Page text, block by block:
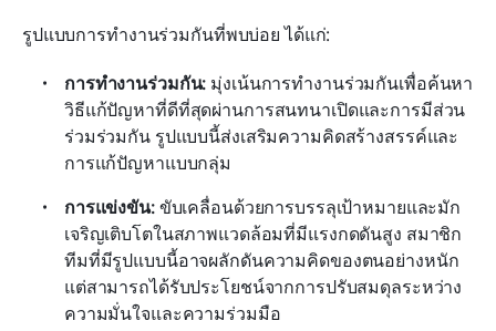
รูปแบบการทำงานร่วมกันที่พบบ่อย ได้แก่:
การทำงานร่วมกัน: มุ่งเน้นการทำงานร่วมกันเพื่อค้นหา
วิธีแก้ปัญหาที่ดีที่สุดผ่านการสนทนาเปิดและการมีส่วน
ร่วมร่วมกัน รูปแบบนี้ส่งเสริมความคิดสร้างสรรค์และ
การแก้ปัญหาแบบกลุ่ม
การแข่งขัน: ขับเคลื่อนด้วยการบรรลุเป้าหมายและมัก
เจริญเติบโตในสภาพแวดล้อมที่มีแรงกดดันสูง สมาชิก
ทีมที่มีรูปแบบนี้อาจผลักดันความคิดของตนอย่างหนัก
แต่สามารถได้รับประโยชน์จากการปรับสมดุลระหว่าง
ความมั่นใจและความร่วมมือ